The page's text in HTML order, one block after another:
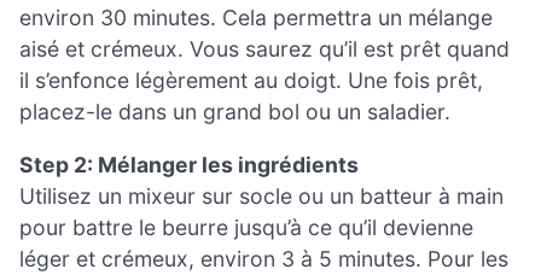
environ 30 minutes. Cela permettra un mélange
aisé et crémeux. Vous saurez qu’il est prêt quand
il s’enfonce légèrement au doigt. Une fois prêt,
placez-le dans un grand bol ou un saladier.
Step 2: Mélanger les ingrédients
Utilisez un mixeur sur socle ou un batteur à main
pour battre le beurre jusqu’à ce qu’il devienne
léger et crémeux, environ 3 à 5 minutes. Pour les